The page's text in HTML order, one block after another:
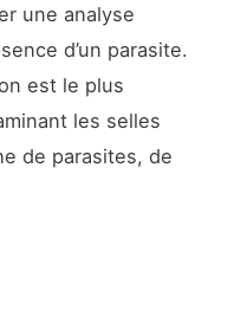
une analyse
d’un parasite.
est le plus
les selles
de parasites, de